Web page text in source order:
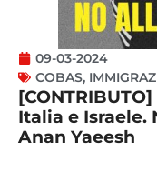
09-03-2024
COBAS,
Italia e Israele.
Anan Yaeesh